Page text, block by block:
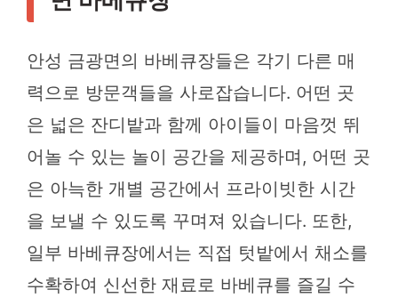
안성 금광면의 바베큐장들은 각기 다른 매
력으로 방문객들을 사로잡습니다. 어떤 곳
은 넓은 잔디밭과 함께 아이들이 마음껏 뛰
어놀 수 있는 놀이 공간을 제공하며, 어떤 곳
은 아늑한 개별 공간에서 프라이빗한 시간
을 보낼 수 있도록 꾸며져 있습니다. 또한,
일부 바베큐장에서는 직접 텃밭에서 채소를
수확하여 신선한 재료로 바베큐를 즐길 수